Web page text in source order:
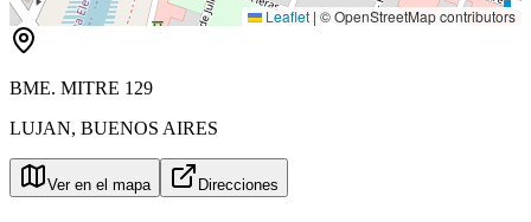
Leaflet | © OpenStreetMap contributors
BME. MITRE 129
LUJAN, BUENOS AIRES
Ver en el mapa Direcciones